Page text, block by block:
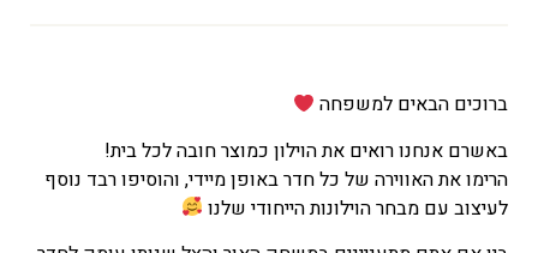
המחיר
הוא
₪72
–
₪112
ברוכים הבאים למשפחה
באשרם אנחנו רואים את הוילון כמוצר חובה לכל בית!
הרימו את האווירה של כל חדר באופן מיידי, והוסיפו רבד נוסף
לעיצוב עם מבחר הוילונות הייחודי שלנו